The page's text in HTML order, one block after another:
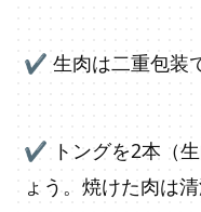
✔ 生肉は二重包装
✔ トングを2本（
ょう。焼けた肉は清